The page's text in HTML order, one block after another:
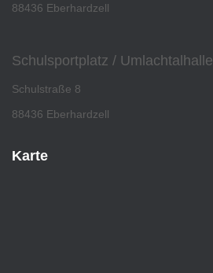
88436 Eberhardzell
Schulsportplatz / Umlachtalhalle
Schulstraße 8
88436 Eberhardzell
Karte